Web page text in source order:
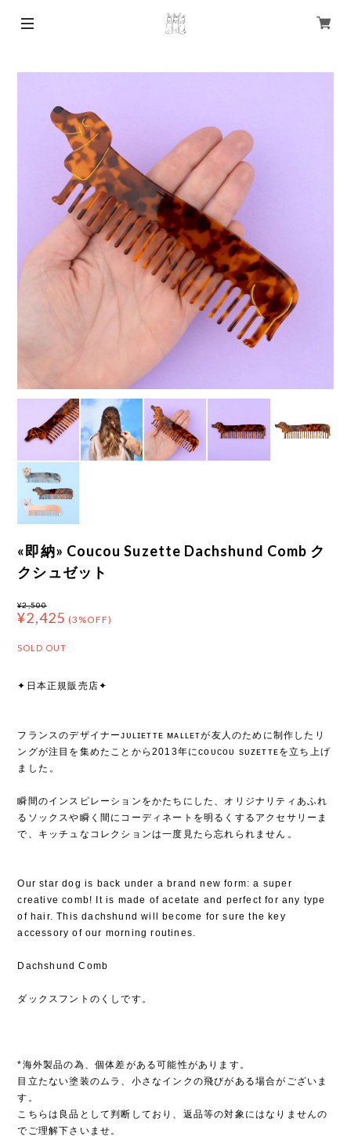
«即納» Coucou Suzette Dachshund Comb ク
クシュゼット
¥2,500
¥2,425 (3%OFF)
SOLD OUT
✦日本正規販売店✦
フランスのデザイナーᴊᴜʟɪᴇᴛᴛᴇ ᴍᴀʟʟᴇᴛが友人のために制作したリ
ングが注目を集めたことから2013年にᴄᴏᴜᴄᴏᴜ sᴜᴢᴇᴛᴛᴇを立ち上げ
ました⁡。
瞬間のインスピレーションをかたちにした、オリジナリティあふれ
るソックスや瞬く間にコーディネートを明るくするアクセサリーま
で、キッチュなコレクションは一度見たら忘れられません⁡。
Our star dog is back under a brand new form: a super
creative comb! It is made of acetate and perfect for any type
of hair. This dachshund will become for sure the key
accessory of our morning routines.
Dachshund Comb
ダックスフントのくしです。
*海外製品の為、個体差がある可能性があります。
目立たない塗装のムラ、小さなインクの飛びがある場合がございま
す。
こちらは良品として判断しており、返品等の対象にはなりませんの
でご理解下さいませ。